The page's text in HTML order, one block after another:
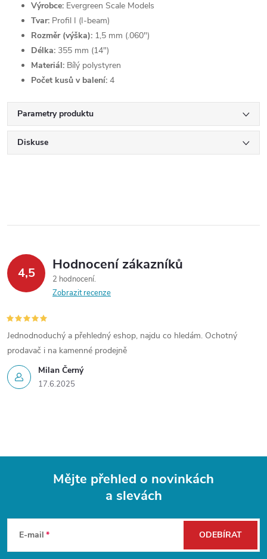
Výrobce: Evergreen Scale Models
Tvar: Profil I (I-beam)
Rozměr (výška): 1,5 mm (.060")
Délka: 355 mm (14")
Materiál: Bílý polystyren
Počet kusů v balení: 4
Parametry produktu
Diskuse
4,5 Hodnocení zákazníků
2 hodnocení
Zobrazit recenze
Milan Černý
17.6.2025
Jednodnoduchý a přehledný eshop, najdu co hledám. Ochotný
prodavač i na kamenné prodejně
Mějte přehled o novinkách
a slevách
E-mail ODEBÍRAT